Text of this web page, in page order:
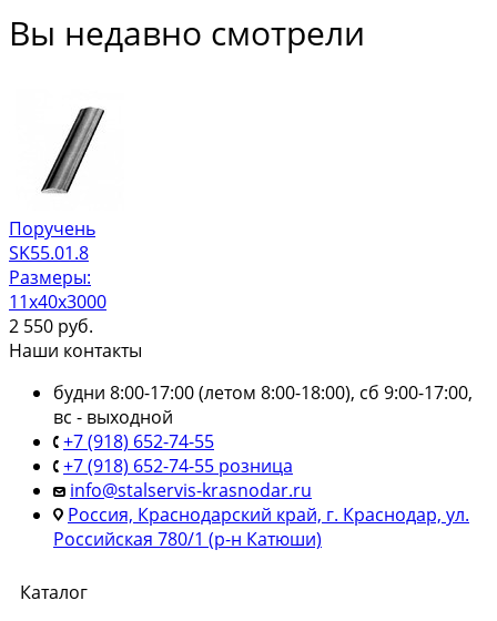
Вы недавно смотрели
Поручень
SK55.01.8
Размеры:
11x40x3000
2 550 руб.
Наши контакты
будни 8:00-17:00 (летом 8:00-18:00), сб 9:00-17:00,
вс - выходной
+7 (918) 652-74-55
+7 (918) 652-74-55 розница
info@stalservis-krasnodar.ru
Россия, Краснодарский край, г. Краснодар, ул.
Российская 780/1 (р-н Катюши)
Каталог